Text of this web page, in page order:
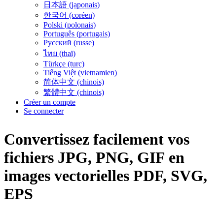
日本語 (japonais)
한국어 (coréen)
Polski (polonais)
Português (portugais)
Русский (russe)
ไทย (thaï)
Türkçe (turc)
Tiếng Việt (vietnamien)
简体中文 (chinois)
繁體中文 (chinois)
Créer un compte
Se connecter
Convertissez facilement vos
fichiers JPG, PNG, GIF en
images vectorielles PDF, SVG,
EPS